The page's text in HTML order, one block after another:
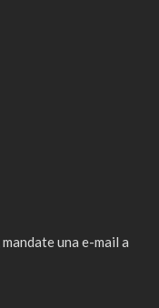
una e-mail a